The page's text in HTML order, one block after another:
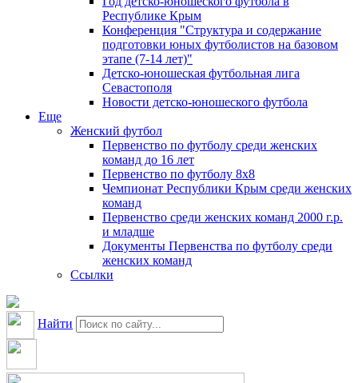
Республике Крым
Конференция "Структура и содержание
подготовки юных футболистов на базовом
этапе (7-14 лет)"
Детско-юношеская футбольная лига
Севастополя
Новости детско-юношеского футбола
Еще
Женский футбол
Первенство по футболу среди женских
команд до 16 лет
Первенство по футболу 8х8
Чемпионат Республики Крым среди женских
команд
Первенство среди женских команд 2000 г.р.
и младше
Документы Первенства по футболу среди
женских команд
Ссылки
Найти